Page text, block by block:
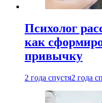
Психолог
как
привычку
2 года спустя2 года